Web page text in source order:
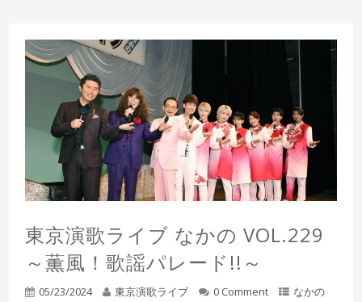
東京演歌ライブ なかの VOL.229
～薫風！歌謡パレード!!～
05/23/2024 東京演歌ライブ 0 Comment なかの